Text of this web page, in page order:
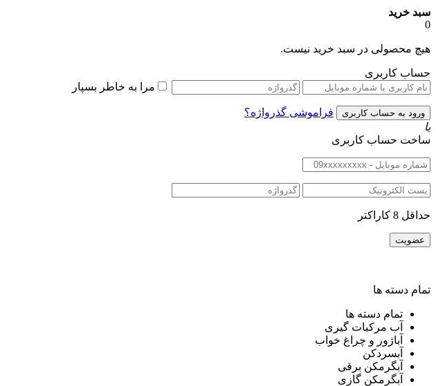
سبد خرید
0
هیچ محصولی در سبد خرید نیست.
حساب کاربری
مرا به خاطر بسپار
فراموشی گذرواژه؟
یا
ساخت حساب کاربری
حداقل 8 کاراکتر
تمام دسته ها
تمام دسته ها
آب مرکبات گیری
آباژور و چراغ خواب
آبسردکن
آبگرمکن برقی
آبگرمکن گازی